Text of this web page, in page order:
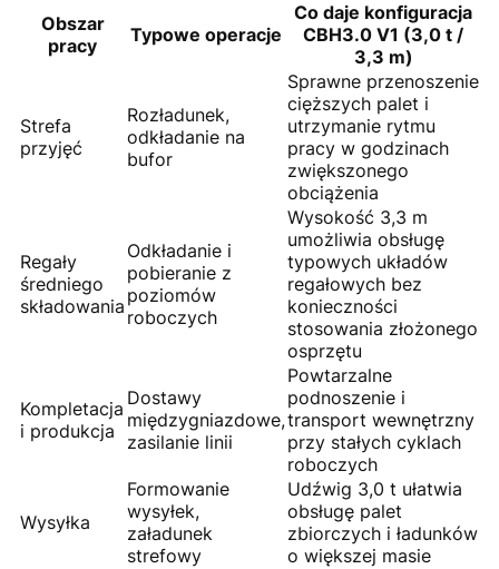
Obszar
pracy
Typowe operacje
Co daje konfiguracja
CBH3.0 V1 (3,0 t /
3,3 m)
Strefa
przyjęć
Rozładunek,
odkładanie na
bufor
Sprawne przenoszenie
cięższych palet i
utrzymanie rytmu
pracy w godzinach
zwiększonego
obciążenia
Regały
średniego
składowania
Odkładanie i
pobieranie z
poziomów
roboczych
Wysokość 3,3 m
umożliwia obsługę
typowych układów
regałowych bez
konieczności
stosowania złożonego
osprzętu
Kompletacja
i produkcja
Dostawy
międzygniazdowe,
zasilanie linii
Powtarzalne
podnoszenie i
transport wewnętrzny
przy stałych cyklach
roboczych
Wysyłka
Formowanie
wysyłek,
załadunek
strefowy
Udźwig 3,0 t ułatwia
obsługę palet
zbiorczych i ładunków
o większej masie